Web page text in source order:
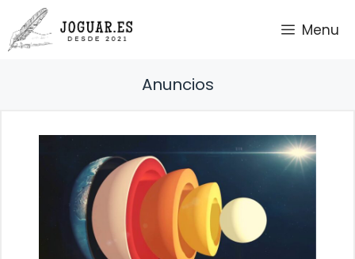
Saltar
al
contenido
Menu
Anuncios